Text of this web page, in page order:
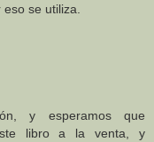
se utiliza.
y esperamos que
libro a la venta, y